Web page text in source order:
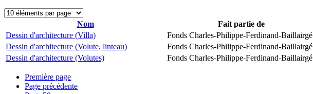
Nom Fait partie de
Dessin d'architecture (Villa)
Fonds Charles-Philippe-Ferdinand-Baillairgé
Dessin d'architecture (Volute, linteau)
Fonds Charles-Philippe-Ferdinand-Baillairgé
Dessin d'architecture (Volutes)
Fonds Charles-Philippe-Ferdinand-Baillairgé
Première page
Page précédente